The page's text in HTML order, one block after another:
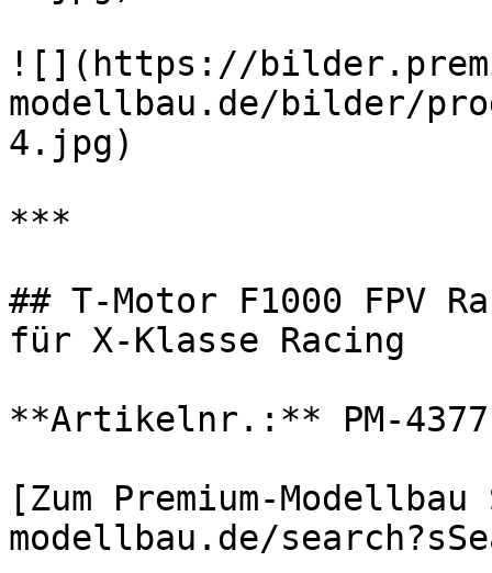
![](https://
modellbau.de/bilder/
4.jpg)
***
## T-Motor F1000 FPV
für X-Klasse Racing
**Artikelnr.:** PM-4377
[Zum Premium-
modellbau.de/